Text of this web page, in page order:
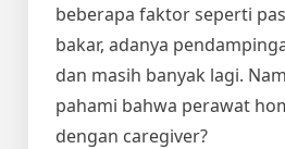
beberapa faktor seperti
bakar, adanya
dan masih banyak lagi.
pahami bahwa perawat
dengan caregiver?